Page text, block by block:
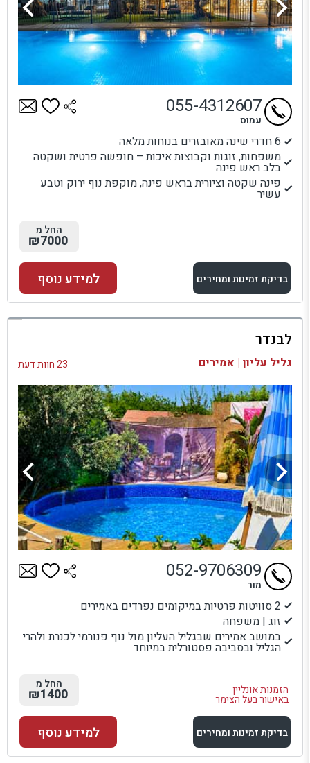
6 חדרי שינה מאובזרים בנוחות מלאה
משפחות, זוגות וקבוצות איכות – חופשה פרטית ושקטה
בלב ראש פינה
פינה שקטה וציורית בראש פינה, מוקפת נוף ירוק וטבע
עשיר
055-4312607
עמוס
החל מ
₪7000
בדיקת זמינות ומחירים
למתחם זה
בדיקת זמינות ומחירים
למידע נוסף
לבנדר
גליל עליון | אמירים 23 חוות דעת
2 סוויטות פרטיות במיקומים נפרדים באמירים
זוג | משפחה
במושב אמירים שבגליל העליון מול נוף פנורמי לכנרת ולהרי
הגליל ובסביבה פסטורלית במיוחד
הזמנות אונליין
באישור בעל הצימר
052-9706309
מור
החל מ
₪1400
בדיקת זמינות ומחירים למידע נוסף